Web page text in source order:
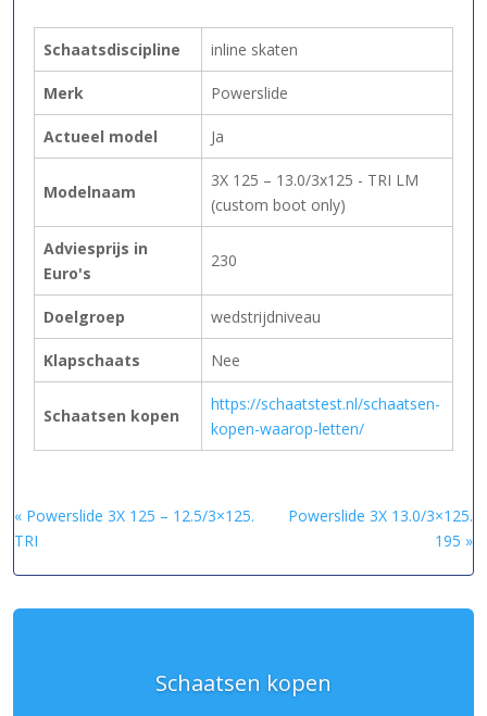
Schaatsdiscipline inline skaten
Merk Powerslide
Actueel model Ja
Modelnaam
3X 125 – 13.0/3x125 - TRI LM
(custom boot only)
Adviesprijs in
Euro's
230
Doelgroep wedstrijdniveau
Klapschaats Nee
Schaatsen kopen
https://schaatstest.nl/schaatsen-
kopen-waarop-letten/
« Powerslide 3X 125 – 12.5/3×125.
TRI
Powerslide 3X 13.0/3×125.
195 »
Schaatsen kopen